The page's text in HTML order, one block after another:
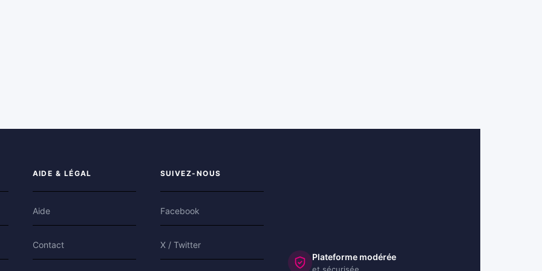
AIDE & LÉGAL
Aide
Contact
SUIVEZ-NOUS
Facebook
X / Twitter
Plateforme modérée